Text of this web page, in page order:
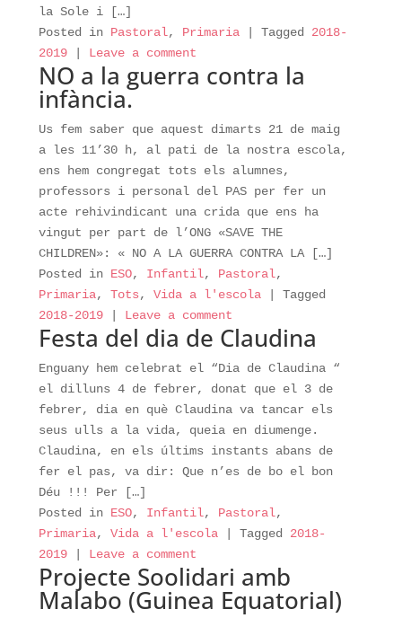
la Sole i […]
Posted in Pastoral, Primaria Tagged
2018-
2019
Leave a comment
NO a la guerra contra la
infància.
Us fem saber que aquest dimarts 21 de maig
a les 11’30 h, al pati de la nostra escola,
ens hem congregat tots els alumnes,
professors i personal del PAS per fer un
acte rehivindicant una crida que ens ha
vingut per part de l’ONG «SAVE THE
CHILDREN»: « NO A LA GUERRA CONTRA LA […]
Posted in ESO, Infantil, Pastoral,
Primaria, Tots, Vida a l'escola
Tagged
2018-2019
Leave a comment
Festa del dia de Claudina
Enguany hem celebrat el “Dia de Claudina “
el dilluns 4 de febrer, donat que el 3 de
febrer, dia en què Claudina va tancar els
seus ulls a la vida, queia en diumenge.
Claudina, en els últims instants abans de
fer el pas, va dir: Que n’es de bo el bon
Déu !!! Per […]
Posted in ESO, Infantil, Pastoral,
Primaria, Vida a l'escola Tagged
2018-
2019
Leave a comment
Projecte Soolidari amb
Malabo (Guinea Equatorial)